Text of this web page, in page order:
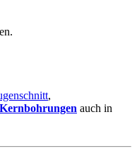
,
Kernbohrungen auch in